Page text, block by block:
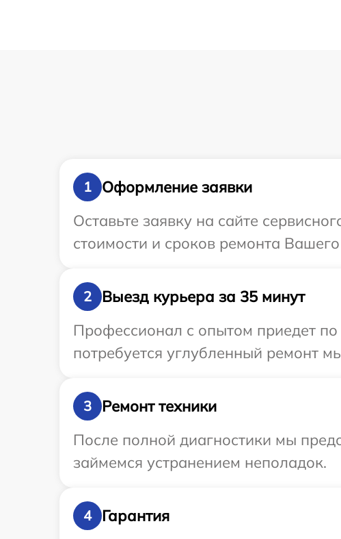
1
Оформление заявки
Оставьте заявку на сайте
стоимости и сроков ремонта
2
Выезд курьера за 35 минут
Профессионал с опытом приедет
потребуется углубленный ремонт
3
Ремонт техники
После полной диагностики мы
займемся устранением неполадок.
4
Гарантия